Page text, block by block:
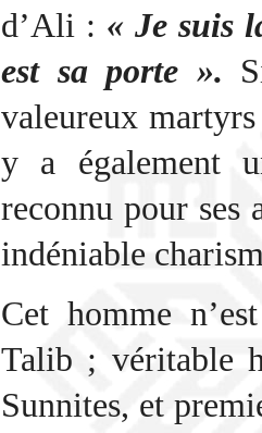
d’Ali : « Je suis
est sa porte ».
valeureux
y a également
reconnu pour ses
indéniable
Cet homme
Talib ; véritable
Sunnites, et